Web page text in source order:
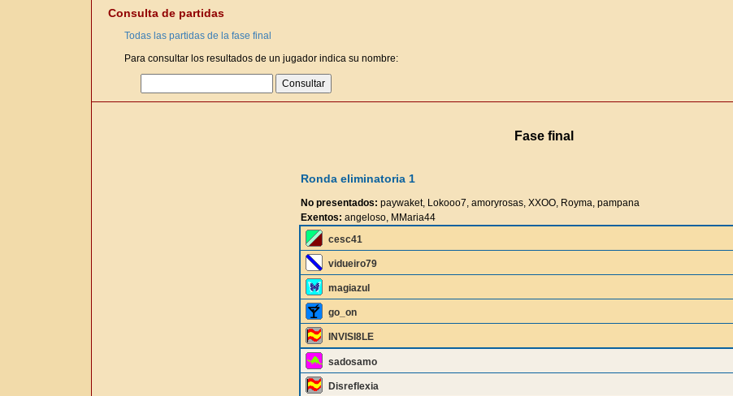
Consulta de partidas
Todas las partidas de la fase final
Para consultar los resultados de un jugador indica su nombre:
Fase final
Ronda eliminatoria 1
No presentados: paywaket, Lokooo7, amoryrosas, XXOO, Royma, pampana
Exentos: angeloso, MMaria44
cesc41
vidueiro79
magiazul
go_on
INVISI8LE
sadosamo
Disreflexia